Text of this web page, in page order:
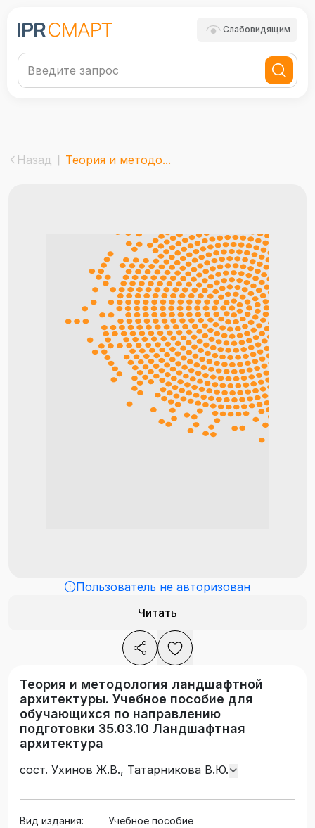
Слабовидящим
Назад Теория и методо...
Пользователь не авторизован
Читать
Теория и методология ландшафтной
архитектуры. Учебное пособие для
обучающихся по направлению
подготовки 35.03.10 Ландшафтная
архитектура
сост. Ухинов Ж.В., Татарникова В.Ю.
Вид издания:
Учебное пособие